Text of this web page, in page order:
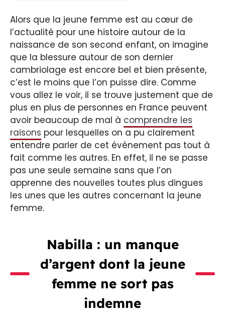
Alors que la jeune femme est au cœur de
l’actualité pour une histoire autour de la
naissance de son second enfant, on imagine
que la blessure autour de son dernier
cambriolage est encore bel et bien présente,
c’est le moins que l’on puisse dire. Comme
vous allez le voir, il se trouve justement que de
plus en plus de personnes en France peuvent
avoir beaucoup de mal à comprendre les
raisons pour lesquelles on a pu clairement
entendre parler de cet événement pas tout à
fait comme les autres. En effet, il ne se passe
pas une seule semaine sans que l’on
apprenne des nouvelles toutes plus dingues
les unes que les autres concernant la jeune
femme.
Nabilla : un manque
d’argent dont la jeune
femme ne sort pas
indemne